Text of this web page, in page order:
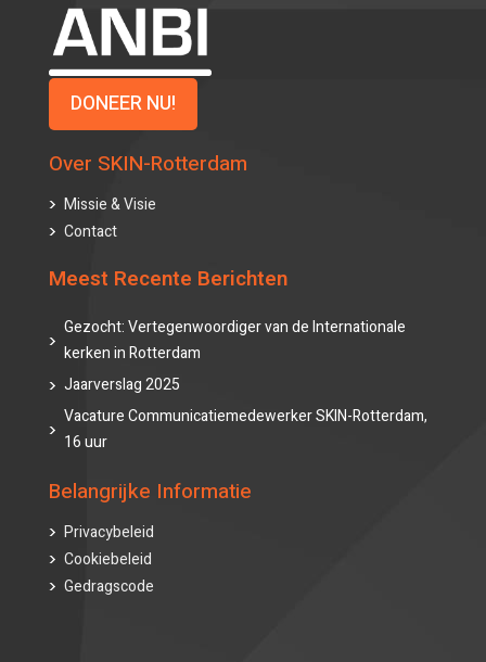
DONEER NU!
Over SKIN-Rotterdam
Missie & Visie
Contact
Meest Recente Berichten
Gezocht: Vertegenwoordiger van de Internationale
kerken in Rotterdam
Jaarverslag 2025
Vacature Communicatiemedewerker SKIN-Rotterdam,
16 uur
Belangrijke Informatie
Privacybeleid
Cookiebeleid
Gedragscode